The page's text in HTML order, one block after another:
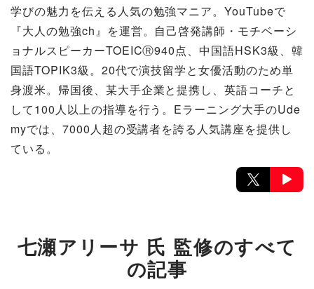
学びの魅力を伝える人気の勉強マニア。YouTubeで
『大人の勉強ch』を運営。自己啓発講師・モチベーシ
ョナルスピーカーTOEICⓇ940点、中国語HSK3級、韓
国語TOPIK3級。20代で演技留学と女優活動のため単
身渡米。帰国後、某大手企業と提携し、英語コーチと
して100人以上の指導を行う。Eラーニング大手のUde
myでは、7000人超の受講者を誇る人気講座を提供し
ている。
七瀬アリーサ 氏 監修のすべて
の記事